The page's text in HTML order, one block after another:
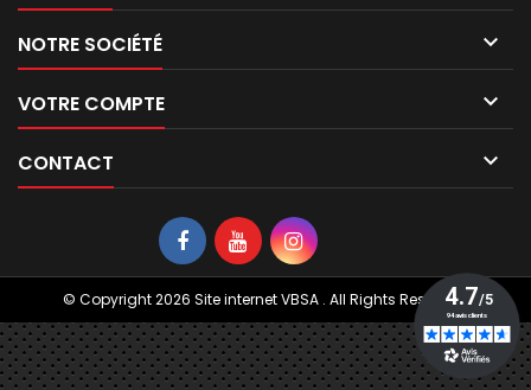
NOTRE SOCIÉTÉ 
VOTRE COMPTE 
CONTACT 
© Copyright 2026 Site internet VBSA . All Rights Reserved.